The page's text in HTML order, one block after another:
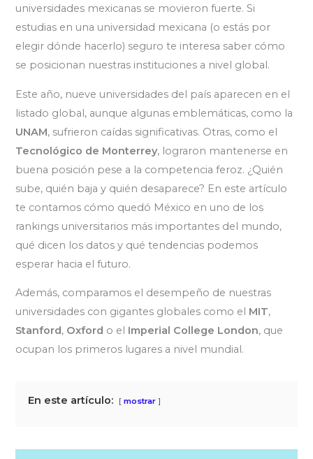
universidades mexicanas se movieron fuerte. Si
estudias en una universidad mexicana (o estás por
elegir dónde hacerlo) seguro te interesa saber cómo
se posicionan nuestras instituciones a nivel global.
Este año, nueve universidades del país aparecen en el
listado global, aunque algunas emblemáticas, como la
UNAM, sufrieron caídas significativas. Otras, como el
Tecnológico de Monterrey, lograron mantenerse en
buena posición pese a la competencia feroz. ¿Quién
sube, quién baja y quién desaparece? En este artículo
te contamos cómo quedó México en uno de los
rankings universitarios más importantes del mundo,
qué dicen los datos y qué tendencias podemos
esperar hacia el futuro.
Además, comparamos el desempeño de nuestras
universidades con gigantes globales como el MIT,
Stanford , Oxford o el Imperial College London, que
ocupan los primeros lugares a nivel mundial.
En este artículo: mostrar